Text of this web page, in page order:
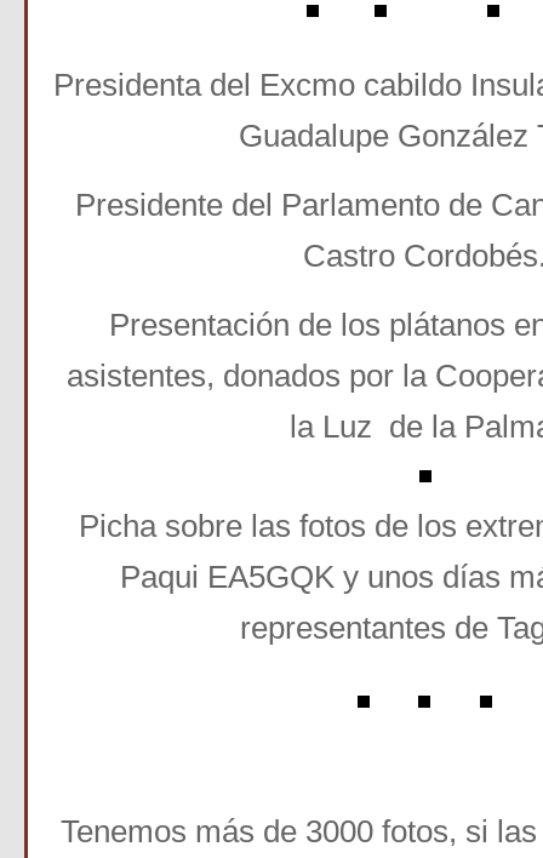
Presidenta del Excmo cabildo
Guadalupe González
Presidente del Parlamento de
Castro
Presentación de los plátanos
asistentes, donados por la
la Luz de la
Picha sobre las fotos de los
Paqui EA5GQK y unos días
representantes de
Tenemos más de 3000 fotos, si